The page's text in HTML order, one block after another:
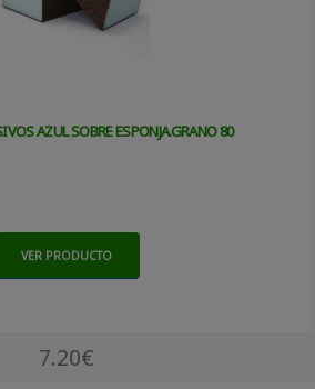
AZUL SOBRE ESPONJA.GRANO 80
VER PRODUCTO
7.20€